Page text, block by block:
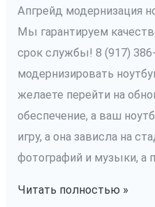
Апгрейд модернизация
Мы гарантируем
срок службы! 8 (917)
модернизировать
желаете перейти на
обеспечение, а ваш
игру, а она зависла на
фотографий и музыки, а
Модернизация
Читать полностью »